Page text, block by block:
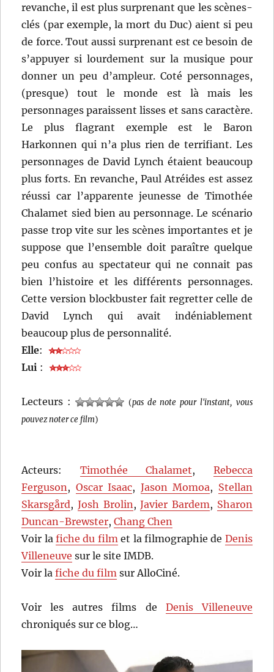
revanche, il est plus surprenant que les scènes-
clés (par exemple, la mort du Duc) aient si peu
de force. Tout aussi surprenant est ce besoin de
s’appuyer si lourdement sur la musique pour
donner un peu d’ampleur. Coté personnages,
(presque) tout le monde est là mais les
personnages paraissent lisses et sans caractère.
Le plus flagrant exemple est le Baron
Harkonnen qui n’a plus rien de terrifiant. Les
personnages de David Lynch étaient beaucoup
plus forts. En revanche, Paul Atréides est assez
réussi car l’apparente jeunesse de Timothée
Chalamet sied bien au personnage. Le scénario
passe trop vite sur les scènes importantes et je
suppose que l’ensemble doit paraître quelque
peu confus au spectateur qui ne connait pas
bien l’histoire et les différents personnages.
Cette version blockbuster fait regretter celle de
David Lynch qui avait indéniablement
beaucoup plus de personnalité.
Elle:
Lui :
Lecteurs : (pas de note pour l'instant, vous
pouvez noter ce film)
Acteurs: Timothée Chalamet, Rebecca
Ferguson , Oscar Isaac, Jason Momoa, Stellan
Skarsgård, Josh Brolin ,Javier Bardem, Sharon
Duncan-Brewster,Chang Chen
Voir lafiche du film et la filmographie de Denis
Villeneuve sur le site IMDB.
Voir lafiche du film sur AlloCiné.
Voir les autres films de Denis Villeneuve
chroniqués sur ce blog…